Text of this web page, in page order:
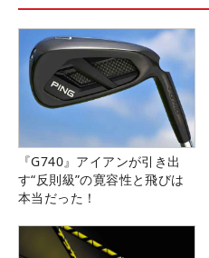
『G740』アイアンが引き出
す“反則級”の寛容性と飛びは
本当だった！